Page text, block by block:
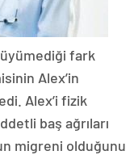
fark
Alex’in
Alex’i fizik
baş ağrıları
migreni olduğunu